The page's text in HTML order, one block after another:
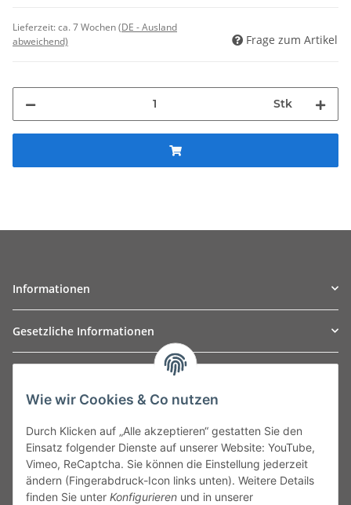
Lieferzeit:ca. 7 Wochen(DE - Ausland
abweichend)
Frage zum Artikel
Stk
Informationen
Gesetzliche Informationen
Leibnizstraße 2a
Germany
Phone:+49 40 5287270
Fax:+49 40 5281050
Email:sales@tow-automotive.de
Wie wir Cookies & Co nutzen
Durch Klicken auf „Alle akzeptieren“ gestatten Sie den
Einsatz folgender Dienste auf unserer Website: YouTube,
Vimeo, ReCaptcha. Sie können die Einstellung jederzeit
ändern (Fingerabdruck-Icon links unten). Weitere Details
finden Sie unter Konfigurieren und in unserer